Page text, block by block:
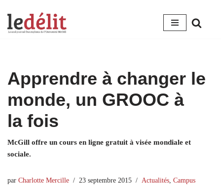
Aller
Apprendre à changer le
monde, un GROOC à
la fois
McGill offre un cours en ligne gratuit à visée mondiale et
sociale.
par Charlotte Mercille 23 septembre 2015 Actualités Campus